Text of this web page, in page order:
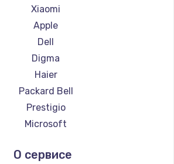
ноутбуков Irbis
ноутбуков Thunderobot
ноутбуков Hasee
ноутбуков ZTE
ноутбуков Hiper
ноутбуков Evga
ноутбуков Google
ноутбуков Echips
ноутбуков Predator
Xiaomi
Apple
Dell
Digma
Haier
Packard Bell
Prestigio
Microsoft
Aquarius
О сервисе